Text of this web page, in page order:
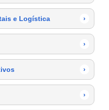
e Logística ›
›
›
›